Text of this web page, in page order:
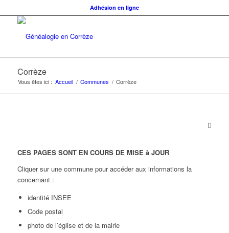
Adhésion en ligne
Corrèze
Vous êtes ici : Accueil / Communes / Corrèze
CES PAGES SONT EN COURS DE MISE à JOUR
Cliquer sur une commune pour accéder aux informations la
concernant :
identité INSEE
Code postal
photo de l’église et de la mairie